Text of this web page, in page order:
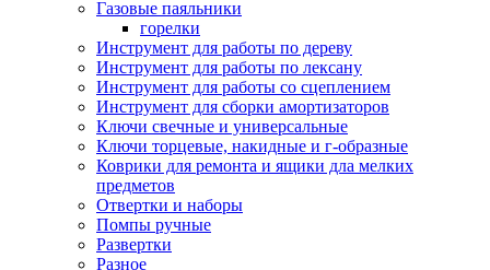
Газовые паяльники
горелки
Инструмент для работы по дереву
Инструмент для работы по лексану
Инструмент для работы со сцеплением
Инструмент для сборки амортизаторов
Ключи свечные и универсальные
Ключи торцевые, накидные и г-образные
Коврики для ремонта и ящики дла мелких
предметов
Отвертки и наборы
Помпы ручные
Развертки
Разное